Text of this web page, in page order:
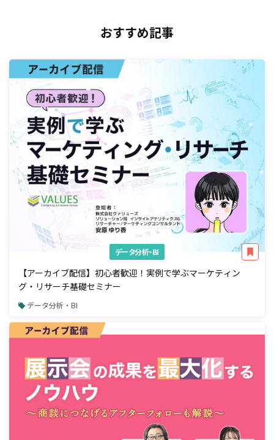
おすすめ記事
データ分析・BI
【アーカイブ配信】初心者歓迎！実例で学ぶマーケティン
グ・リサーチ基礎セミナー
データ分析・BI